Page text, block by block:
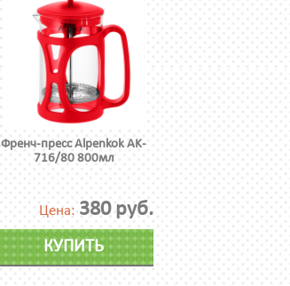
Френч-пресс Alpenkok AK-
716/80 800мл
Цена: 380 руб.
КУПИТЬ